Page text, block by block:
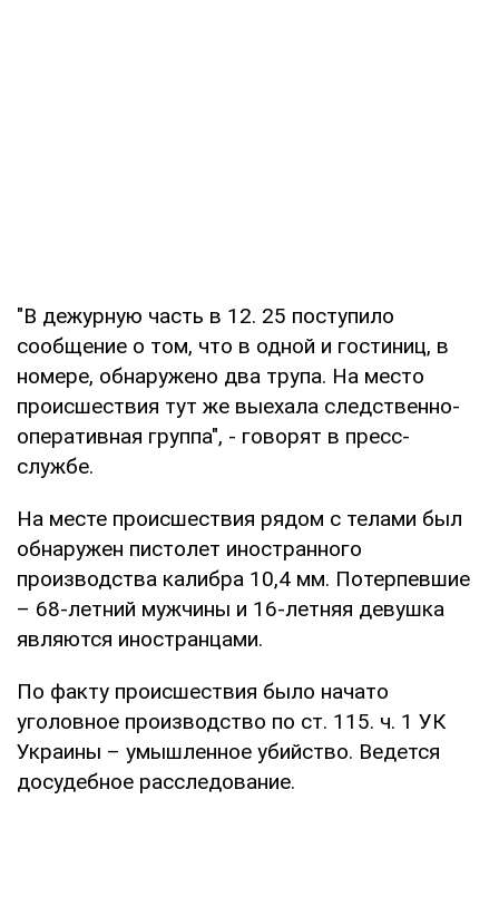
"В дежурную часть в 12. 25 поступило
сообщение о том, что в одной и гостиниц, в
номере, обнаружено два трупа. На место
происшествия тут же выехала следственно-
оперативная группа", - говорят в пресс-
службе.
На месте происшествия рядом с телами был
обнаружен пистолет иностранного
производства калибра 10,4 мм. Потерпевшие
– 68-летний мужчины и 16-летняя девушка
являются иностранцами.
По факту происшествия было начато
уголовное производство по ст. 115. ч. 1 УК
Украины – умышленное убийство. Ведется
досудебное расследование.